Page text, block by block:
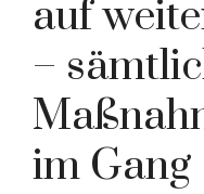
auf
–
im Gang